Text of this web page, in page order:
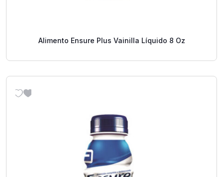
Alimento Ensure Plus Vainilla Líquido 8 Oz